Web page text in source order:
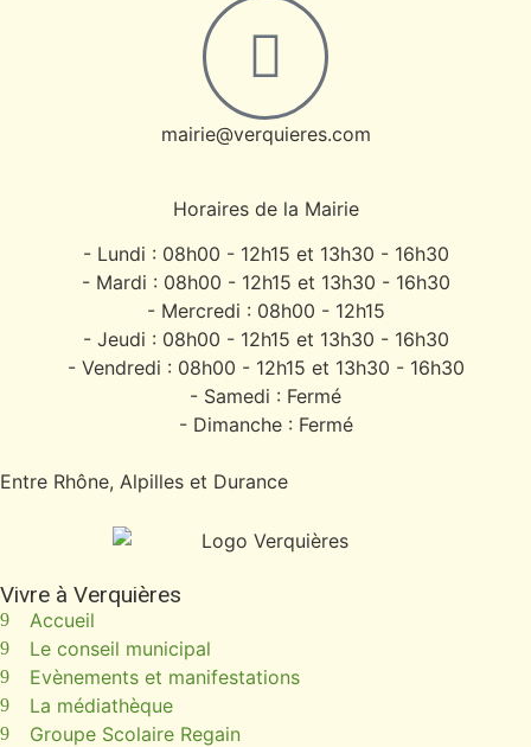
mairie@verquieres.com
Horaires de la Mairie
- Lundi : 08h00 - 12h15 et 13h30 - 16h30
- Mardi : 08h00 - 12h15 et 13h30 - 16h30
- Mercredi : 08h00 - 12h15
- Jeudi : 08h00 - 12h15 et 13h30 - 16h30
- Vendredi : 08h00 - 12h15 et 13h30 - 16h30
- Samedi : Fermé
- Dimanche : Fermé
Entre Rhône, Alpilles et Durance
Vivre à Verquières
Accueil
Le conseil municipal
Evènements et manifestations
La médiathèque
Groupe Scolaire Regain